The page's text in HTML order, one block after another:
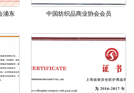
浦东 中国纺织品商业协会会员